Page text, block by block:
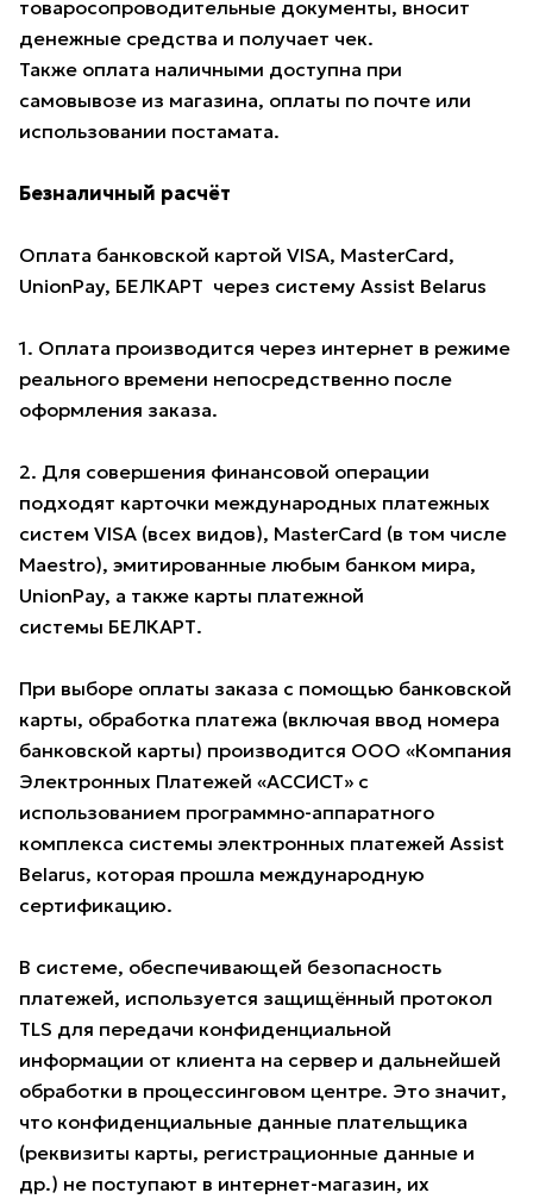
товаросопроводительные документы, вносит
денежные средства и получает чек.
Также оплата наличными доступна при
самовывозе из магазина, оплаты по почте или
использовании постамата.
Безналичный расчёт
Оплата банковской картой VISA, MasterCard,
UnionPay, БЕЛКАРТ через систему Assist Belarus
1. Оплата производится через интернет в режиме
реального времени непосредственно после
оформления заказа.
2. Для совершения финансовой операции
подходят карточки международных платежных
систем VISA (всех видов), MasterCard (в том числе
Maestro), эмитированные любым банком мира,
UnionPay, а также карты платежной
системы БЕЛКАРТ.
При выборе оплаты заказа с помощью банковской
карты, обработка платежа (включая ввод номера
банковской карты) производится ООО «Компания
Электронных Платежей «АССИСТ» с
использованием программно-аппаратного
комплекса системы электронных платежей Assist
Belarus, которая прошла международную
сертификацию.
В системе, обеспечивающей безопасность
платежей, используется защищённый протокол
TLS для передачи конфиденциальной
информации от клиента на сервер и дальнейшей
обработки в процессинговом центре. Это значит,
что конфиденциальные данные плательщика
(реквизиты карты, регистрационные данные и
др.) не поступают в интернет-магазин, их